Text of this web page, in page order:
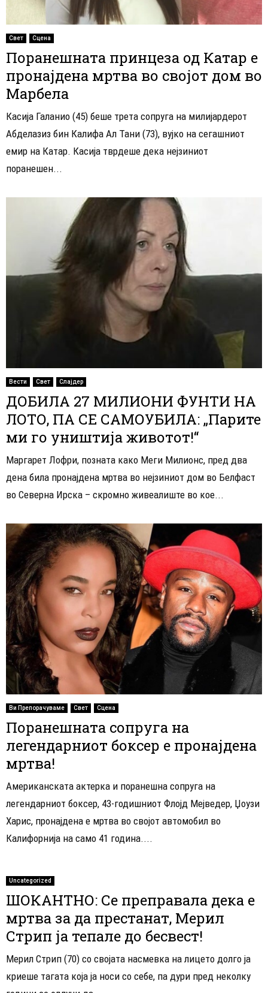
Свет Сцена
Поранешната принцеза од Катар е
пронајдена мртва во својот дом во
Марбела
Касија Галанио (45) беше трета сопруга на милијардерот
Абделазиз бин Калифа Ал Тани (73), вујко на сегашниот
емир на Катар. Касија тврдеше дека нејзиниот
поранешен...
Вести Свет Слајдер
ДОБИЛА 27 МИЛИОНИ ФУНТИ НА
ЛОТО, ПА СЕ САМОУБИЛА: „Парите
ми го уништија животот!“
Маргарет Лофри, позната како Меги Милионс, пред два
дена била пронајдена мртва во нејзиниот дом во Белфаст
во Северна Ирска – скромно живеалиште во кое...
Ви Препорачуваме Свет Сцена
Поранешната сопруга на
легендарниот боксер е пронајдена
мртва!
Американската актерка и поранешна сопруга на
легендарниот боксер, 43-годишниот Флојд Мејведер, Џоузи
Харис, пронајдена е мртва во својот автомобил во
Калифорнија на само 41 година....
Uncategorized
ШОКАНТНО: Се преправала дека е
мртва за да престанат, Мерил
Стрип ја тепале до бесвест!
Мерил Стрип (70) со својата насмевка на лицето долго ја
криеше тагата која ја носи со себе, па дури пред неколку